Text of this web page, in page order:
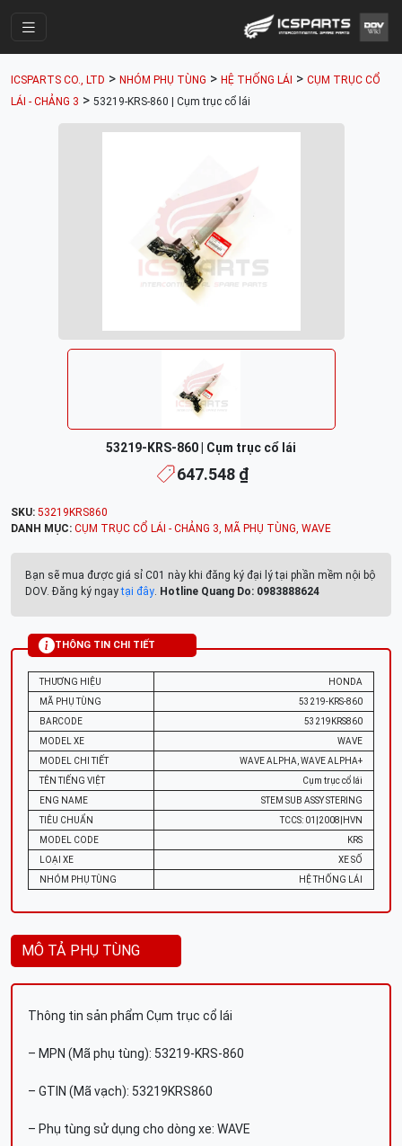
Cửa Hàng
Parts Catalogue
Nhóm Phụ Tùng
Tài khoản
ICSPARTS CO., LTD > NHÓM PHỤ TÙNG > HỆ THỐNG LÁI > CỤM TRỤC CỔ
LÁI - CHẢNG 3 > 53219-KRS-860 | Cụm trục cổ lái
53219-KRS-860 | Cụm trục cổ lái
647.548 ₫
SKU: 53219KRS860
DANH MỤC: CỤM TRỤC CỔ LÁI - CHẢNG 3, MÃ PHỤ TÙNG, WAVE
Bạn sẽ mua được giá sỉ C01 này khi đăng ký đại lý tại phần mềm nội bộ
DOV. Đăng ký ngaytại đây. Hotline Quang Do: 0983888624
THÔNG TIN CHI TIẾT
THƯƠNG HIỆU
HONDA
MÃ PHỤ TÙNG
53219-KRS-860
BARCODE
53219KRS860
MODEL XE
WAVE
MODEL CHI TIẾT
WAVE ALPHA, WAVE ALPHA+
TÊN TIẾNG VIỆT
Cụm trục cổ lái
ENG NAME
STEM SUB ASSY STERING
TIÊU CHUẨN
TCCS: 01|2008|HVN
MODEL CODE
KRS
LOẠI XE
XE SỐ
NHÓM PHỤ TÙNG
HỆ THỐNG LÁI
MÔ TẢ PHỤ TÙNG
Thông tin sản phẩm Cụm trục cổ lái
– MPN (Mã phụ tùng): 53219-KRS-860
– GTIN (Mã vạch): 53219KRS860
– Phụ tùng sử dụng cho dòng xe: WAVE